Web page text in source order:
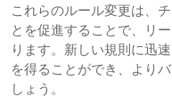
これらのルール変更は、
とを促進することで、リ
ります。新しい規則に迅
を得ることができ、より
しょう。